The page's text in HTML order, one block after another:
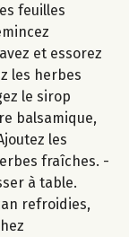
feuilles
et essorez
les herbes
le sirop
balsamique,
les
fraîches. -
à table.
refroidies,